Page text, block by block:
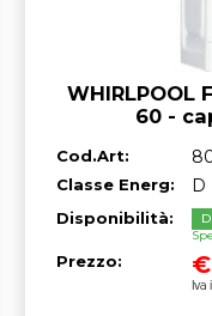
WHIRLPOOL
60 -
Cod.Art:
Classe Energ: D
Disponibilità:
Prezzo: €
Iva